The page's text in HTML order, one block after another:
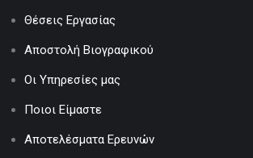
windowwindow
Θέσεις Εργασίας
Αποστολή Βιογραφικού
Οι Υπηρεσίες μας
Ποιοι Είμαστε
Αποτελέσματα Ερευνών